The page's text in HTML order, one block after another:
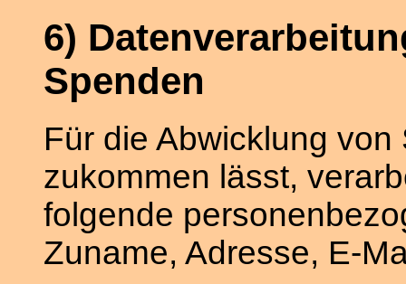
6)
Spenden
Für die Abwicklung
zukommen lässt,
folgende
Zuname, Adresse, E-